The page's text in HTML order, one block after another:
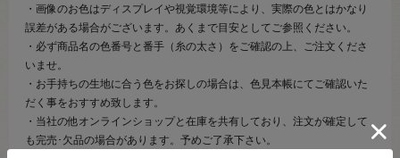
・画像のお色はディスプレイや視覚環境等により、実際の色とはかなり
誤差がある場合がございます。あくまで目安としてご参照ください。
・必ず商品名の色番号と番手（糸の太さ）をご確認の上、ご注文くださ
いませ。
・お手持ちの生地に合う色をお探しの場合は、色見本帳にてご確認いた
だく事をおすすめ致します。
・当社の他オンラインショップと在庫を共有しており、注文が確定して
も完売･欠品の場合があります。予めご了承下さい。